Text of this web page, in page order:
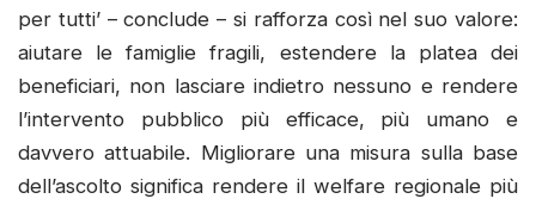
per tutti’ – conclude – si rafforza così nel suo valore:
aiutare le famiglie fragili, estendere la platea dei
beneficiari, non lasciare indietro nessuno e rendere
l’intervento pubblico più efficace, più umano e
davvero attuabile. Migliorare una misura sulla base
dell’ascolto significa rendere il welfare regionale più